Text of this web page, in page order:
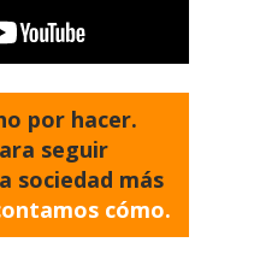
por hacer.
seguir
sociedad más
cómo.